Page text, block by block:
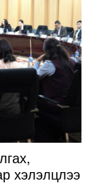
хэлэлцлээ